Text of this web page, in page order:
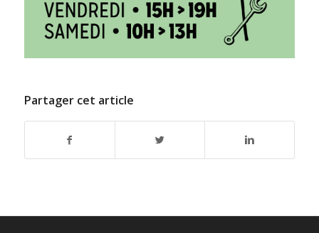
Partager cet article